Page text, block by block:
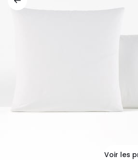
Voir les